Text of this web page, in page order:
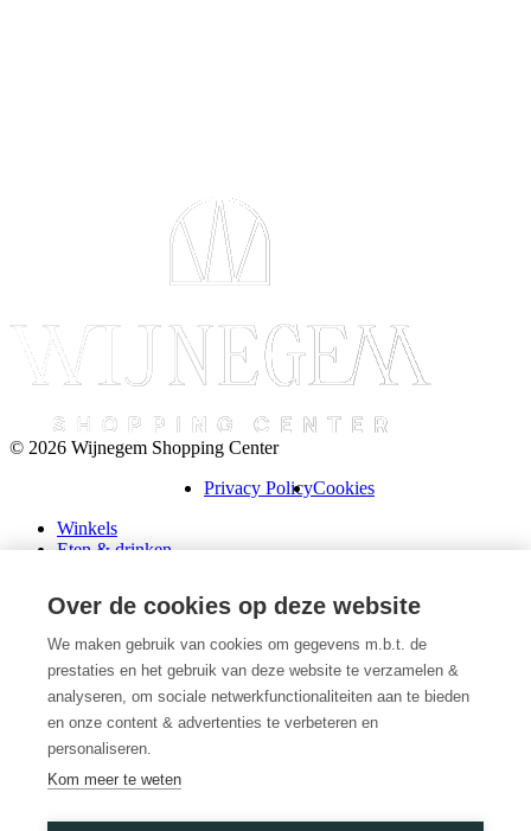
© 2026 Wijnegem Shopping Center
Privacy PolicyCookies
Winkels
Eten & drinken
Schenk een cadeaubon
Over ons
Wini’s
Plattegrond
Diensten
Promoties
Huur een winkel
Veelgestelde vragen
Over de cookies op deze website
We maken gebruik van cookies om gegevens m.b.t. de
prestaties en het gebruik van deze website te verzamelen &
analyseren, om sociale netwerkfunctionaliteiten aan te bieden
en onze content & advertenties te verbeteren en
personaliseren.
Kom meer te weten